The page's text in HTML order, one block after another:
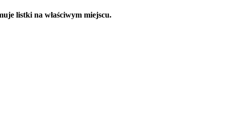
listki na właściwym miejscu.